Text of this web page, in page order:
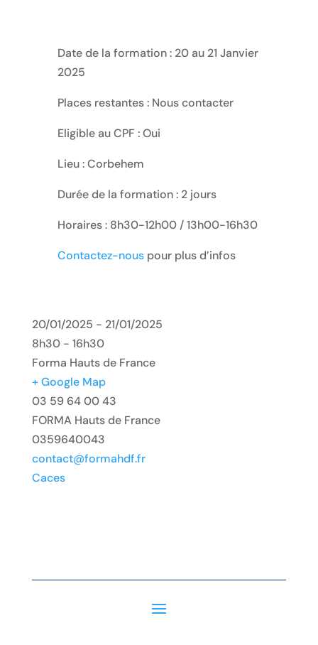
Date de la formation : 20 au 21 Janvier
2025
Places restantes : Nous contacter
Eligible au CPF : Oui
Lieu : Corbehem
Durée de la formation : 2 jours
Horaires : 8h30-12h00 / 13h00-16h30
Contactez-nouspour plus d’infos
20/01/2025 - 21/01/2025
8h30 - 16h30
Forma Hauts de France
+ Google Map
03 59 64 00 43
FORMA Hauts de France
0359640043
contact@formahdf.fr
Caces